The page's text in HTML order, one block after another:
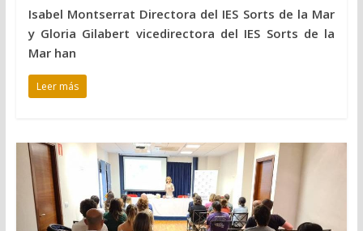
Isabel Montserrat Directora del IES Sorts de la Mar
y Gloria Gilabert vicedirectora del IES Sorts de la
Mar han
Leer más